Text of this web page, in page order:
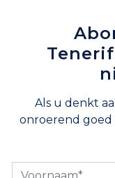
Als u denkt
onroerend goed